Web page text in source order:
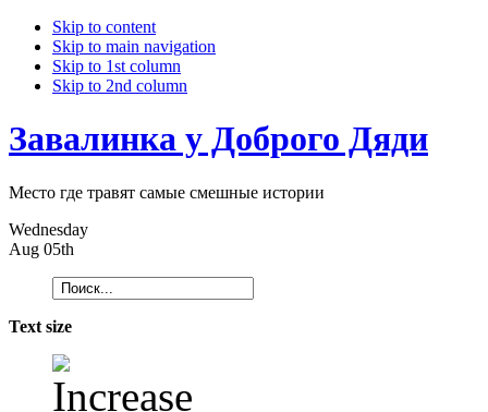
Skip to content
Skip to main navigation
Skip to 1st column
Skip to 2nd column
Завалинка у Доброго Дяди
Место где травят самые смешные истории
Wednesday
Aug 05th
Text size